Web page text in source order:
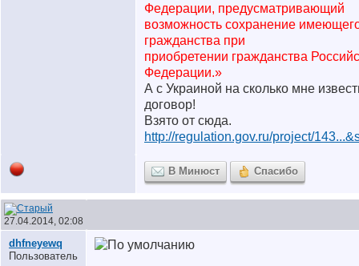
Федерации, предусматривающий
возможность сохранение
гражданства при
приобретении гражданства
Федерации.»
А с Украиной на сколько мне
договор!
Взято от сюда.
http://regulation.gov.ru/project/
В Минюст Спасибо
27.04.2014, 02:08
dhfneyewq
Пользователь